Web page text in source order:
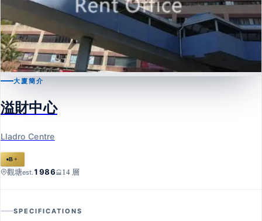
溢財中心
Lladro Centre
大廈簡介
溢財中心
Lladro Centre
B+
觀塘est.1986 14 層
SPECIFICATIONS